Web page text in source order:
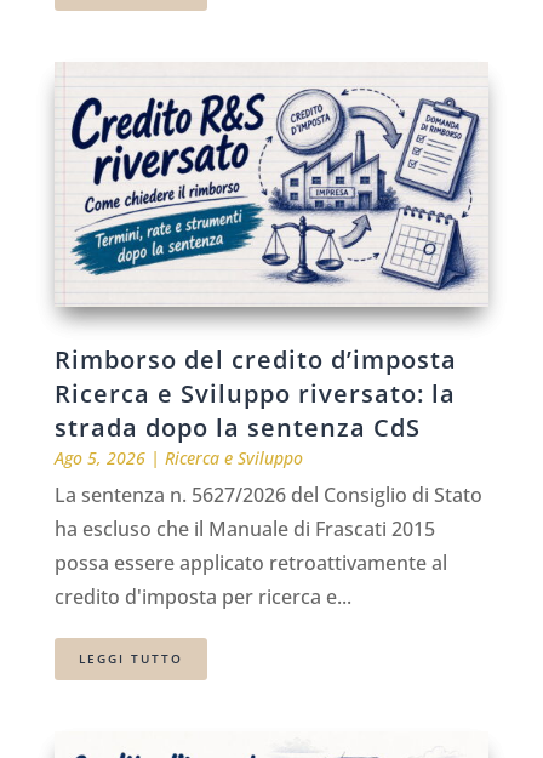
Rimborso del credito d’imposta
Ricerca e Sviluppo riversato: la
strada dopo la sentenza CdS
Ago 5, 2026| Ricerca e Sviluppo
La sentenza n. 5627/2026 del Consiglio di Stato
ha escluso che il Manuale di Frascati 2015
possa essere applicato retroattivamente al
credito d'imposta per ricerca e...
LEGGI TUTTO